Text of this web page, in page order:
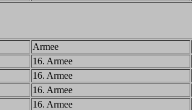
Armee
16. Armee
16. Armee
16. Armee
16. Armee